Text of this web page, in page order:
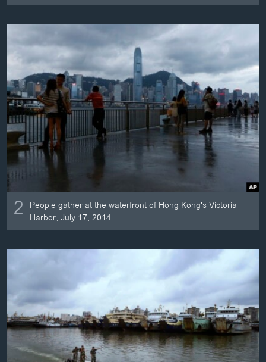
ພາສາຕ່າງໆ
2 People gather at the waterfront of Hong Kong's Victoria
Harbor, July 17, 2014.